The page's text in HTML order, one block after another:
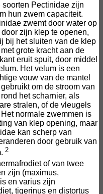
soorten Pectinidae zijn
hun zwem capaciteit.
zwemt door water op
zijn klep te openen,
bij het sluiten van de klep
grote kracht aan de
eruit spuit, door middel
Het velum is een
vouw van de mantel
om de stroom van
het scharnier, als
stralen, of de vleugels
normale zwemmen is
van klep opening, maar
kan scherp van
door gebruik van
2
of van twee
zijn (maximus,
en varius zijn
tigerinus en distortus